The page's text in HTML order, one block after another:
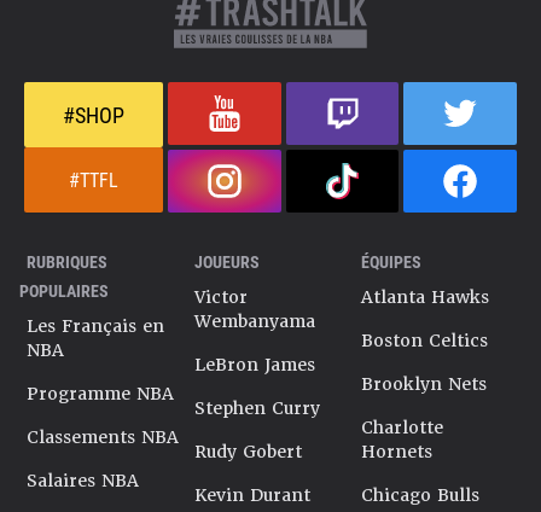
#SHOP
#TTFL
RUBRIQUES
POPULAIRES
Les Français en
NBA
Programme NBA
Classements NBA
Salaires NBA
JOUEURS
Victor
Wembanyama
LeBron James
Stephen Curry
Rudy Gobert
Kevin Durant
ÉQUIPES
Atlanta Hawks
Boston Celtics
Brooklyn Nets
Charlotte
Hornets
Chicago Bulls